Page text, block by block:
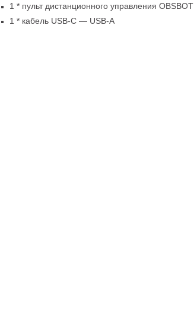
1 * пульт дистанционного управления OBSBOT
1 * кабель USB-C — USB-A